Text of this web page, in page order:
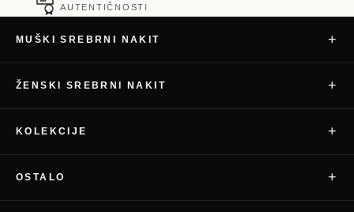
AUTENTIČNOSTI
MUŠKI SREBRNI NAKIT +
ŽENSKI SREBRNI NAKIT +
KOLEKCIJE +
OSTALO +